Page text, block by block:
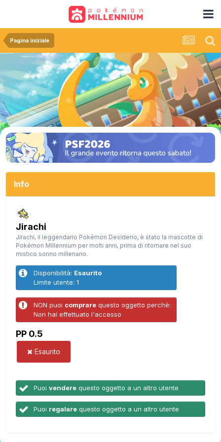
Pagina iniziale
Info
Jirachi
Jirachi, il leggendario Pokémon Desiderio, è stato la mascotte di
Pokémon Millennium per molti anni, prima di ritornare nel suo
mistico sonno millenario.
Disponibilità: Esaurito
Limite utente: 1
NON puoi comprare questo oggetto perchè:
Non hai effettuato l'accesso
PP 0.5
Esaurito
Puoi vendere questo oggetto a un altro utente
Puoi regalare questo oggetto a un altro utente